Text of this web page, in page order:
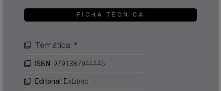
FICHA TÉCNICA
Temática: *
ISBN: 9791387944445
Editorial: ExLibric